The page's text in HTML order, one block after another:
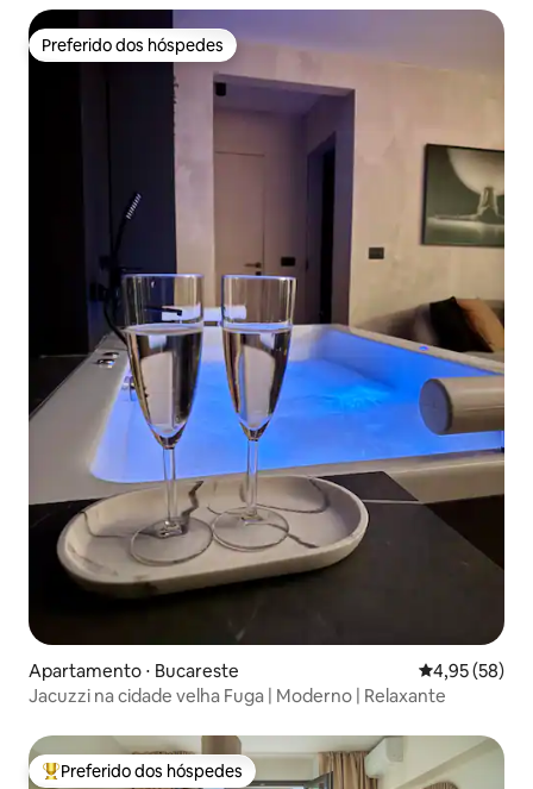
Preferido dos hóspedes
Preferido dos hóspedes
Apartamento ⋅ Bucareste 4,95 de uma
4,95 (58)
Jacuzzi na cidade velha Fuga | Moderno | Relaxante
Entre os melhores preferidos dos hóspedes
Preferido dos hóspedes